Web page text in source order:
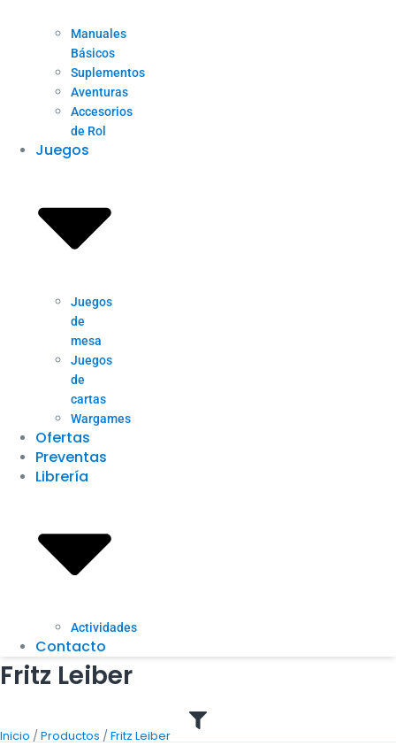
Manuales
Básicos
Suplementos
Aventuras
Accesorios
de Rol
Juegos
Juegos
de
mesa
Juegos
de
cartas
Wargames
Ofertas
Preventas
Librería
Actividades
Contacto
Fritz Leiber
Inicio /Productos /Fritz Leiber